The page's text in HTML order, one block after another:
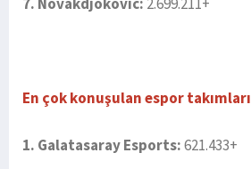
En çok konuşulan espor takımları
1. Galatasaray Esports:621.433+